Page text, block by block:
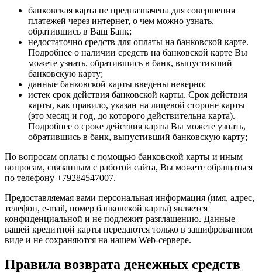
О нас
Предложения
Отзывы
Фотографии
Новости
Блог
Вакансии
Документы
Смотреть все
Инфраструктура
Отель
Глэмпинг
Ресторан
Смотреть все
Развлечения
банковская карта не предназначена для совершения
платежей через интернет, о чем можно узнать,
обратившись в Ваш Банк;
недостаточно средств для оплаты на банковской карте.
Подробнее о наличии средств на банковской карте Вы
можете узнать, обратившись в банк, выпустивший
банковскую карту;
данные банковской карты введены неверно;
истек срок действия банковской карты. Срок действия
карты, как правило, указан на лицевой стороне карты
(это месяц и год, до которого действительна карта).
Подробнее о сроке действия карты Вы можете узнать,
обратившись в банк, выпустивший банковскую карту;
По вопросам оплаты с помощью банковской карты и иным
вопросам, связанным с работой сайта, Вы можете обращаться
по телефону +79284547007.
Предоставляемая вами персональная информация (имя, адрес,
телефон, e-mail, номер банковской карты) является
конфиденциальной и не подлежит разглашению. Данные
вашей кредитной карты передаются только в зашифрованном
виде и не сохраняются на нашем Web-сервере.
Правила возврата денежных средств
Принять все Настройки cookies
Сбросить Применить
Забронировать